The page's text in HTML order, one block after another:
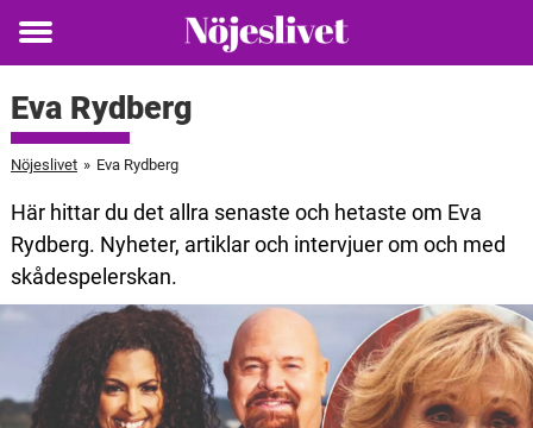
Toggle
Eva Rydberg
Nöjeslivet » Eva Rydberg
Här hittar du det allra senaste och hetaste om Eva
Rydberg. Nyheter, artiklar och intervjuer om och med
skådespelerskan.